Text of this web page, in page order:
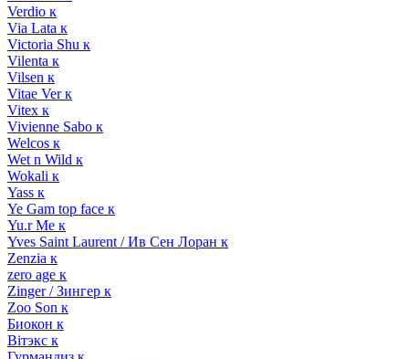
Verdio к
Via Lata к
Victoria Shu к
Vilenta к
Vilsen к
Vitae Ver к
Vitex к
Vivienne Sabo к
Welcos к
Wet n Wild к
Wokali к
Yass к
Ye Gam top face к
Yu.r Me к
Yves Saint Laurent / Ив Сен Лоран к
Zenzia к
zero age к
Zinger / Зингер к
Zoo Son к
Биокон к
Вiтэкс к